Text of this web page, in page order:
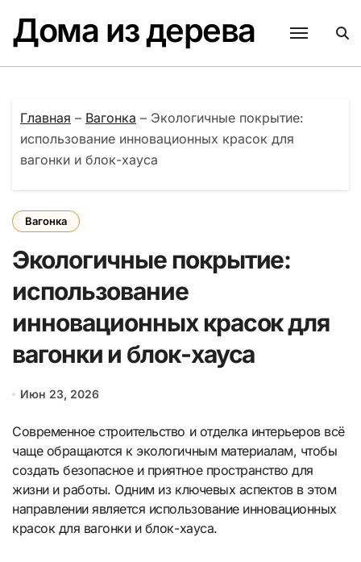
содержанию
Дома из дерева
Главная – Вагонка – Экологичные покрытие:
использование инновационных красок для
вагонки и блок-хауса
Вагонка
Экологичные покрытие:
использование
инновационных красок для
вагонки и блок-хауса
Июн 23, 2026
Современное строительство и отделка интерьеров всё
чаще обращаются к экологичным материалам, чтобы
создать безопасное и приятное пространство для
жизни и работы. Одним из ключевых аспектов в этом
направлении является использование инновационных
красок для вагонки и блок-хауса.